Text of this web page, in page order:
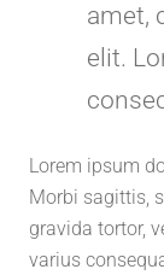
amet,
elit.
Lorem ipsum
Morbi sagittis,
gravida tortor,
varius